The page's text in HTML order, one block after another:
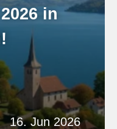
16. Jun 2026
in